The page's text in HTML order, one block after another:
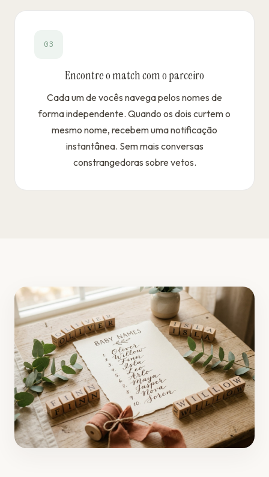
03
Encontre o match com o parceiro
Cada um de vocês navega pelos nomes de
forma independente. Quando os dois curtem o
mesmo nome, recebem uma notificação
instantânea. Sem mais conversas
constrangedoras sobre vetos.